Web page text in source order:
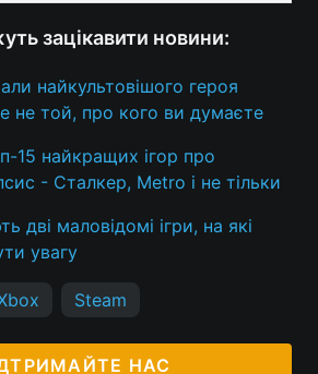
зацікавити новини:
найкультовішого героя
не той, про кого ви думаєте
15 найкращих ігор про
- Сталкер, Metro і не тільки
дві маловідомі ігри, на які
увагу
Steam
НАС